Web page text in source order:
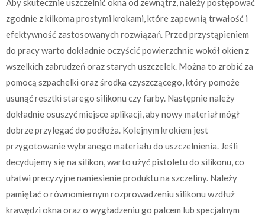
Aby skutecznie uszczelnić okna od zewnątrz, należy postępować
zgodnie z kilkoma prostymi krokami, które zapewnią trwałość i
efektywność zastosowanych rozwiązań. Przed przystąpieniem
do pracy warto dokładnie oczyścić powierzchnie wokół okien z
wszelkich zabrudzeń oraz starych uszczelek. Można to zrobić za
pomocą szpachelki oraz środka czyszczącego, który pomoże
usunąć resztki starego silikonu czy farby. Następnie należy
dokładnie osuszyć miejsce aplikacji, aby nowy materiał mógł
dobrze przylegać do podłoża. Kolejnym krokiem jest
przygotowanie wybranego materiału do uszczelnienia. Jeśli
decydujemy się na silikon, warto użyć pistoletu do silikonu, co
ułatwi precyzyjne naniesienie produktu na szczeliny. Należy
pamiętać o równomiernym rozprowadzeniu silikonu wzdłuż
krawędzi okna oraz o wygładzeniu go palcem lub specjalnym